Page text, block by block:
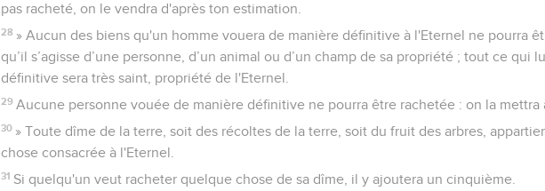
pas racheté, on le vendra d'après ton estimation.
28 » Aucun des biens qu'un homme vouera de manière définitive à l'Eternel ne pourra
qu’il s’agisse d’une personne, d’un animal ou d’un champ de sa propriété ; tout ce qui
définitive sera très saint, propriété de l'Eternel.
29 Aucune personne vouée de manière définitive ne pourra être rachetée : on la mettra
30 » Toute dîme de la terre, soit des récoltes de la terre, soit du fruit des arbres,
chose consacrée à l'Eternel.
31 Si quelqu'un veut racheter quelque chose de sa dîme, il y ajoutera un cinquième.